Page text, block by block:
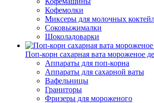
Кофемолки
Миксеры для молочных
Соковыжималки
Шоколадоварки
Поп-корн сахарная вата мороженое
Аппараты для поп-корна
Аппараты для сахарной ваты
Вафельницы
Граниторы
Фризеры для мороженого